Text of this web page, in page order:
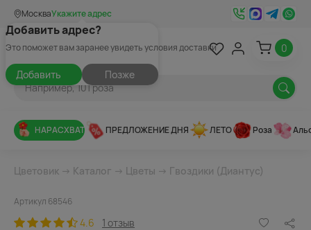
МоскваУкажите адрес
Добавить адрес?
Это поможет вам заранее увидеть условия доставки
Добавить Позже
0
НАРАСХВАТ ПРЕДЛОЖЕНИЕ ДНЯ ЛЕТО Роза
Цветовик → Каталог → Цветы → Гвоздики (Диантус)
Артикул 68546
4.6 1 отзыв